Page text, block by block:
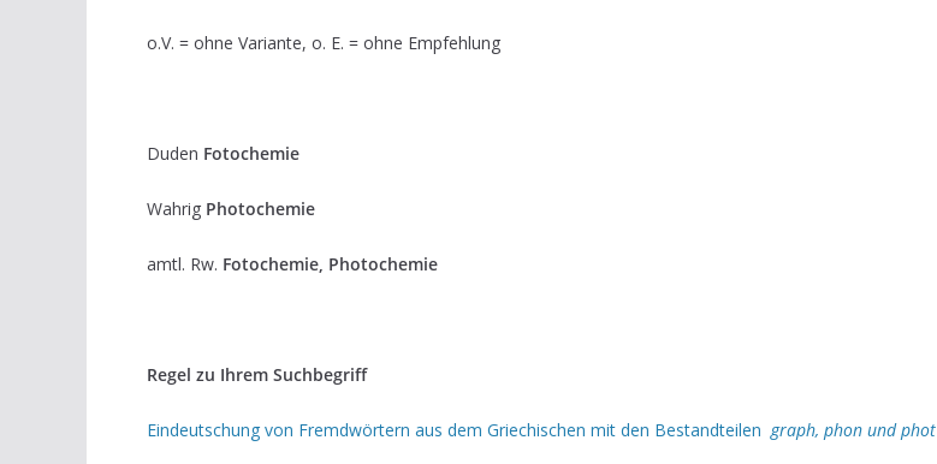
o.V. = ohne Variante, o. E. = ohne Empfehlung
Duden Fotochemie
Wahrig Photochemie
amtl. Rw. Fotochemie, Photochemie
Regel zu Ihrem Suchbegriff
Eindeutschung von Fremdwörtern aus dem Griechischen mit den Bestandteilengraph, phon und phot